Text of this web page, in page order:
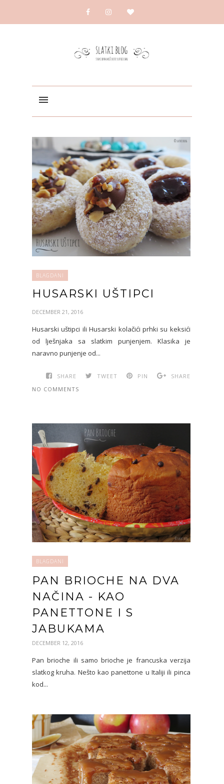
BLAGDANI
HUSARSKI UŠTIPCI
DECEMBER 21, 2016
Husarski uštipci ili Husarski kolačići prhki su keksići
od lješnjaka sa slatkim punjenjem. Klasika je
naravno punjenje od...
SHARE TWEET PIN
SHARE
NO COMMENTS
BLAGDANI
PAN BRIOCHE NA DVA
NAČINA - KAO
PANETTONE I S
JABUKAMA
DECEMBER 12, 2016
Pan brioche ili samo brioche je francuska verzija
slatkog kruha. Nešto kao panettone u Italiji ili pinca
kod...